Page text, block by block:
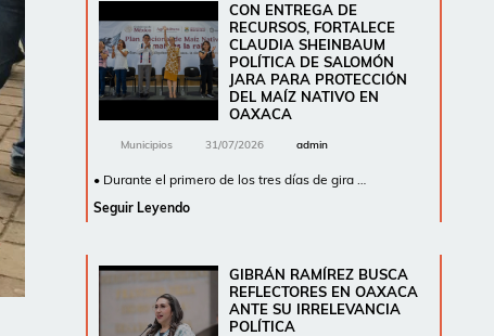
CON ENTREGA DE
RECURSOS, FORTALECE
CLAUDIA SHEINBAUM
POLÍTICA DE SALOMÓN
JARA PARA PROTECCIÓN
DEL MAÍZ NATIVO EN
OAXACA
Municipios 31/07/2026 admin
• Durante el primero de los tres días de gira …
Seguir Leyendo
GIBRÁN RAMÍREZ BUSCA
REFLECTORES EN OAXACA
ANTE SU IRRELEVANCIA
POLÍTICA